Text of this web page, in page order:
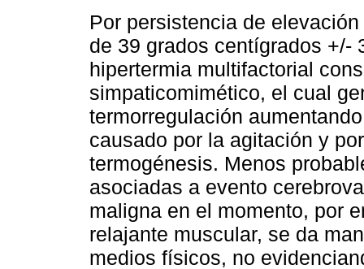
Por persistencia de
de 39 grados centígrados +/-
hipertermia multifactorial
simpaticomimético, el cual
termorregulación
causado por la agitación y
termogénesis. Menos
asociadas a evento
maligna en el momento, por
relajante muscular, se da
medios físicos, no